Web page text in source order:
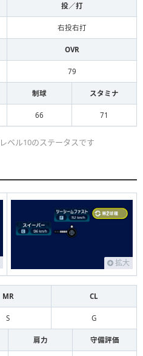
投／打
右投右打
OVR
79
制球 スタミナ
66 71
ベル10のステータスです
拡大
MR CL
S G
肩力 守備評価